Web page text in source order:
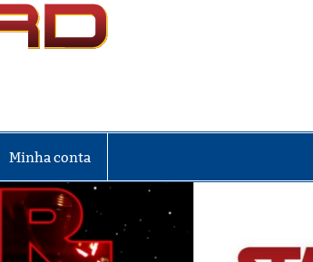
Minha conta